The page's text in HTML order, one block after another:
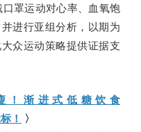
罩运动对心率、血氧饱
进行亚组分析，以期为
众运动策略提供证据支
！渐进式低糖饮食
！ 〉